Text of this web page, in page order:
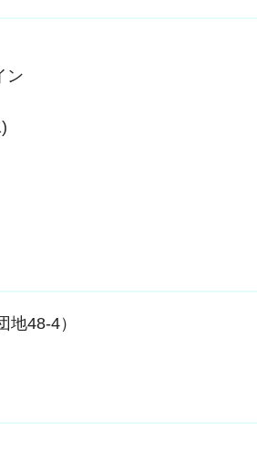
ン
48-4）